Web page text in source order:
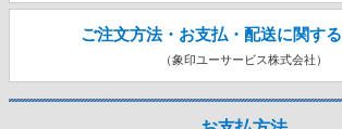
ご注文方法・お支払・配送に関する
（象印ユーサービス株式会社）